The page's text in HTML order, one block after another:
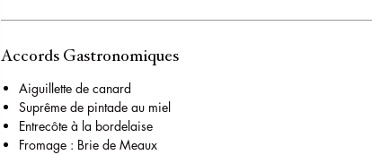
Accords Gastronomiques
Aiguillette de canard
Suprême de pintade au miel
Entrecôte à la bordelaise
Fromage : Brie de Meaux